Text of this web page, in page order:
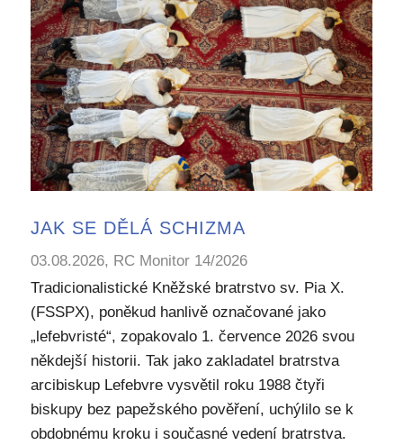
JAK SE DĚLÁ SCHIZMA
03.08.2026, RC Monitor 14/2026
Tradicionalistické Kněžské bratrstvo sv. Pia X.
(FSSPX), poněkud hanlivě označované jako
„lefebvristé“, zopakovalo 1. července 2026 svou
někdejší historii. Tak jako zakladatel bratrstva
arcibiskup Lefebvre vysvětil roku 1988 čtyři
biskupy bez papežského pověření, uchýlilo se k
obdobnému kroku i současné vedení bratrstva.